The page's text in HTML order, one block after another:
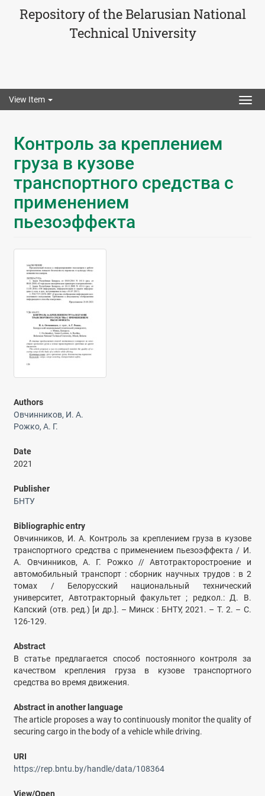
Repository of the Belarusian National
Technical University
View Item
Контроль за креплением
груза в кузове
транспортного средства с
применением
пьезоэффекта
Authors
Овчинников, И. А.
Рожко, А. Г.
Date
2021
Publisher
БНТУ
Bibliographic entry
Овчинников, И. А. Контроль за креплением груза в кузове
транспортного средства с применением пьезоэффекта / И.
А. Овчинников, А. Г. Рожко // Автотракторостроение и
автомобильный транспорт : сборник научных трудов : в 2
томах / Белорусский национальный технический
университет, Автотракторный факультет ; редкол.: Д. В.
Капский (отв. ред.) [и др.]. – Минск : БНТУ, 2021. – Т. 2. – С.
126-129.
Abstract
В статье предлагается способ постоянного контроля за
качеством крепления груза в кузове транспортного
средства во время движения.
Abstract in another language
The article proposes a way to continuously monitor the quality of
securing cargo in the body of a vehicle while driving.
URI
https://rep.bntu.by/handle/data/108364
View/Open